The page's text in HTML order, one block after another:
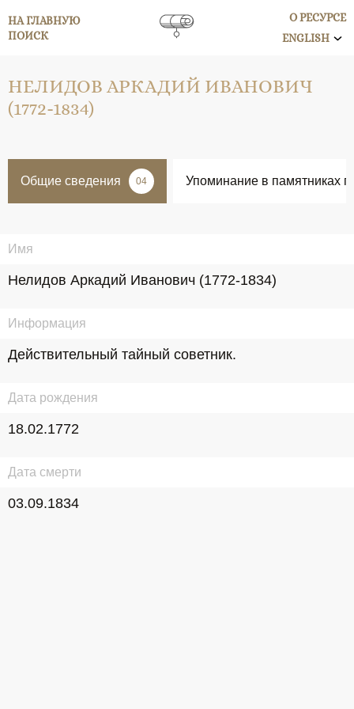
НА ГЛАВНУЮ
ПОИСК
О РЕСУРСЕ
ENGLISH
НЕЛИДОВ АРКАДИЙ ИВАНОВИЧ
(1772-1834)
Общие сведения 04 Упоминание в памятниках
Имя
Нелидов Аркадий Иванович (1772-1834)
Информация
Действительный тайный советник.
Дата рождения
18.02.1772
Дата смерти
03.09.1834